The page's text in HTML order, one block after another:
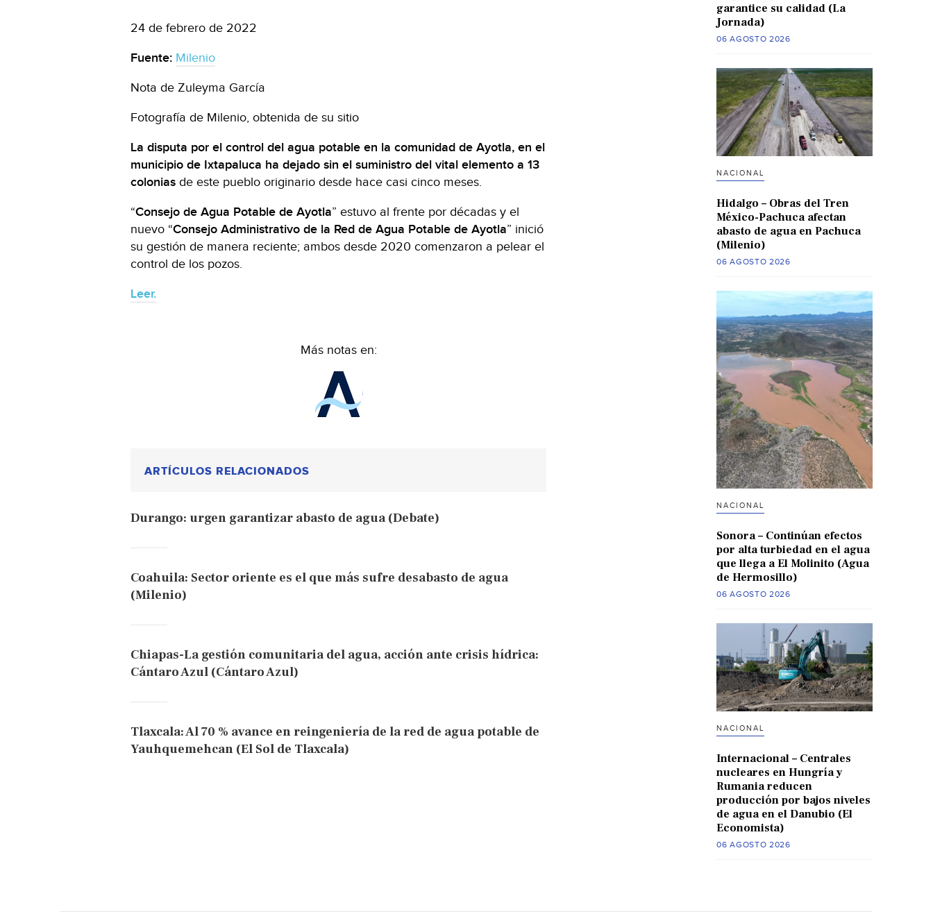
24 de febrero de 2022
Fuente: Milenio
Nota de Zuleyma García
Fotografía de Milenio, obtenida de su sitio
La disputa por el control del agua potable en la comunidad de Ayotla, en el
municipio de Ixtapaluca ha dejado sin el suministro del vital elemento a 13
colonias de este pueblo originario desde hace casi cinco meses.
“Consejo de Agua Potable de Ayotla” estuvo al frente por décadas y el
nuevo “Consejo Administrativo de la Red de Agua Potable de Ayotla” inició
su gestión de manera reciente; ambos desde 2020 comenzaron a pelear el
control de los pozos.
Leer.
Más notas en:
ARTÍCULOS RELACIONADOS
Durango: urgen garantizar abasto de agua (Debate)
Coahuila: Sector oriente es el que más sufre desabasto de agua
(Milenio)
Chiapas-La gestión comunitaria del agua, acción ante crisis hídrica:
Cántaro Azul (Cántaro Azul)
Tlaxcala: Al 70 % avance en reingeniería de la red de agua potable de
Yauhquemehcan (El Sol de Tlaxcala)
garantice su calidad (La
Jornada)
06 AGOSTO 2026
NACIONAL
Hidalgo – Obras del Tren
México-Pachuca afectan
abasto de agua en Pachuca
(Milenio)
06 AGOSTO 2026
NACIONAL
Sonora – Continúan efectos
por alta turbiedad en el agua
que llega a El Molinito (Agua
de Hermosillo)
06 AGOSTO 2026
NACIONAL
Internacional – Centrales
nucleares en Hungría y
Rumania reducen
producción por bajos niveles
de agua en el Danubio (El
Economista)
06 AGOSTO 2026